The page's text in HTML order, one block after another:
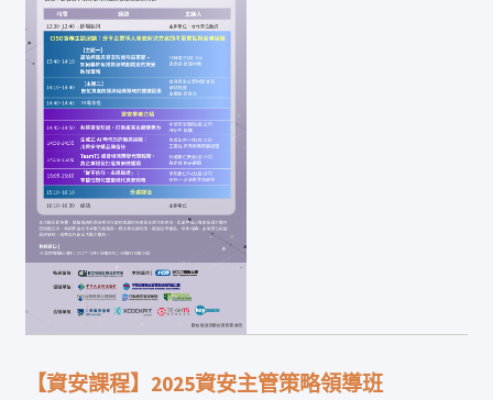
【資安課程】2025資安主管策略領導班